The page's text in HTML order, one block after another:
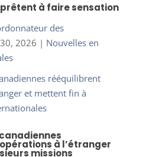
à faire sensation
des
2026 | Nouvelles en
à l’étranger
missions